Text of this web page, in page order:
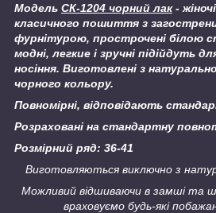
Модель СК-1204 чорний лак -
класичного пошиття з
фурнітурою, прострочені білою
модні, легкие і зручні підійдуть
носіння. Виготовлені з
чорного кольору.
Повномірні, відповідають
Розраховані на стандартну
Розмірний ряд: 36-41
Виготовляються виключно з
Можливий відшиваючи в замші та
враховуємо будь-які